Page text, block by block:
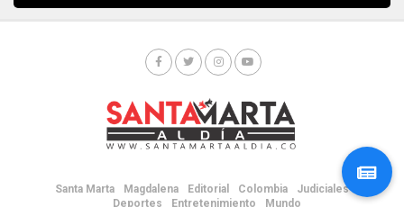
Santa Marta Magdalena Editorial Colombia
Judiciales
Deportes
Entretenimiento Mundo